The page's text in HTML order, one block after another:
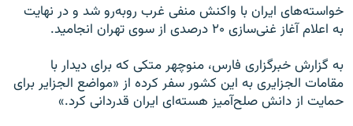
خواسته‌های ايران با واکنش منفی غرب روبه‌رو شد و در نهايت
به اعلام آغاز غنی‌سازی ۲۰ درصدی از سوی تهران انجاميد.
به گزارش خبرگزاری فارس، منوچهر متکی که برای ديدار با
مقامات الجزايری به اين کشور سفر کرده از «مواضع الجزاير برای
حمايت از دانش صلح‌آميز هسته‌ای ايران قدردانی کرد.»